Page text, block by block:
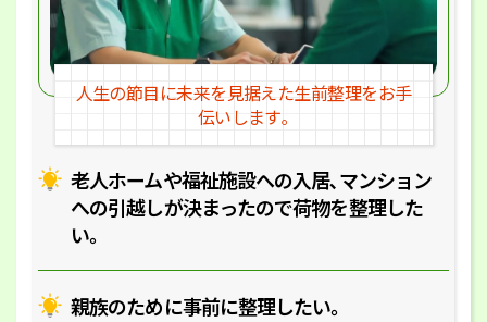
老人ホームや福祉施設への入居､マンション
への引越しが決まったので荷物を整理した
い｡
親族のために事前に整理したい｡
人生の節目に未来を見据えた生前整理をお手
伝いします｡